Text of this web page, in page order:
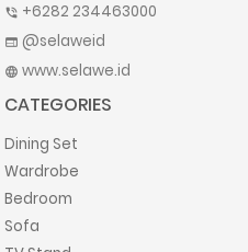
phone_in_talk +6282 234463000
web @selaweid
language www.selawe.id
CATEGORIES
Dining Set
Wardrobe
Bedroom
Sofa